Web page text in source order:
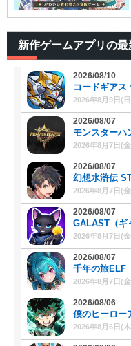
新作ゲームアプリの最
2026/08/10
コードギアス
2026年8月9日(
2026/08/07
モンスターハ
2026年8月7日(
2026/08/07
幻想水滸伝
2026年8月7日(
2026/08/07
GALAST（ギ
2026年8月7日(
2026/08/07
千年の旅ELF
2026年8月7日(
2026/08/06
僕のヒーロー
2026年8月6日(